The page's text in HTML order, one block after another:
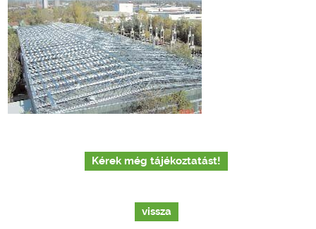
Kérek még tájékoztatást!
vissza